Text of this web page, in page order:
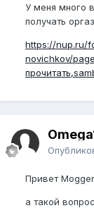
У меня много
получать
https://nup.ru/
novichkov/
Привет
а такой